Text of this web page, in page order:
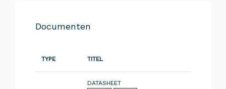
Documenten
TYPE TITEL
DATASHEET